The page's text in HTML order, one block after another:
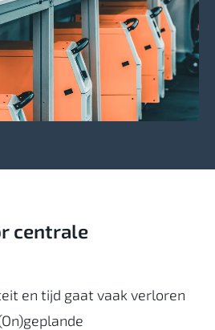
centrale
en tijd gaat vaak verloren